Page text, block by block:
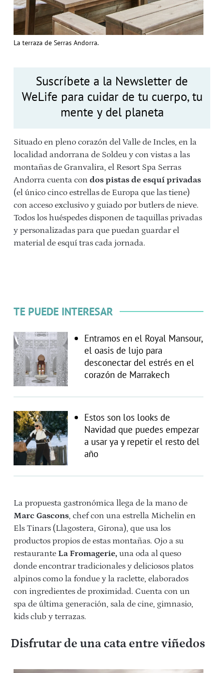
La terraza de Serras Andorra.
Suscríbete a la Newsletter de
WeLife para cuidar de tu cuerpo, tu
mente y del planeta
Situado en pleno corazón del Valle de Incles, en la
localidad andorrana de Soldeu y con vistas a las
montañas de Granvalira, el Resort Spa Serras
Andorra cuenta con dos pistas de esquí privadas
(el único cinco estrellas de Europa que las tiene)
con acceso exclusivo y guiado por butlers de nieve.
Todos los huéspedes disponen de taquillas privadas
y personalizadas para que puedan guardar el
material de esquí tras cada jornada.
TE PUEDE INTERESAR
Entramos en el Royal Mansour,
el oasis de lujo para
desconectar del estrés en el
corazón de Marrakech
Estos son los looks de
Navidad que puedes empezar
a usar ya y repetir el resto del
año
La propuesta gastronómica llega de la mano de
Marc Gascons, chef con una estrella Michelin en
Els Tinars (Llagostera, Girona), que usa los
productos propios de estas montañas. Ojo a su
restaurante La Fromagerie, una oda al queso
donde encontrar tradicionales y deliciosos platos
alpinos como la fondue y la raclette, elaborados
con ingredientes de proximidad. Cuenta con un
spa de última generación, sala de cine, gimnasio,
kids club y terrazas.
Disfrutar de una cata entre viñedos